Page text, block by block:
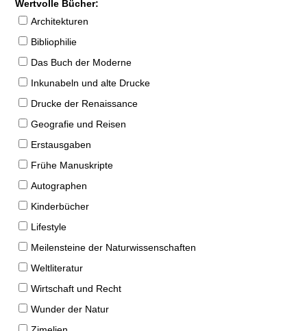
Wertvolle Bücher:
Architekturen
Bibliophilie
Das Buch der Moderne
Inkunabeln und alte Drucke
Drucke der Renaissance
Geografie und Reisen
Erstausgaben
Frühe Manuskripte
Autographen
Kinderbücher
Lifestyle
Meilensteine der Naturwissenschaften
Weltliteratur
Wirtschaft und Recht
Wunder der Natur